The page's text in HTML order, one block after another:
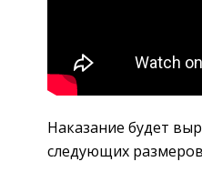
Наказание будет
следующих